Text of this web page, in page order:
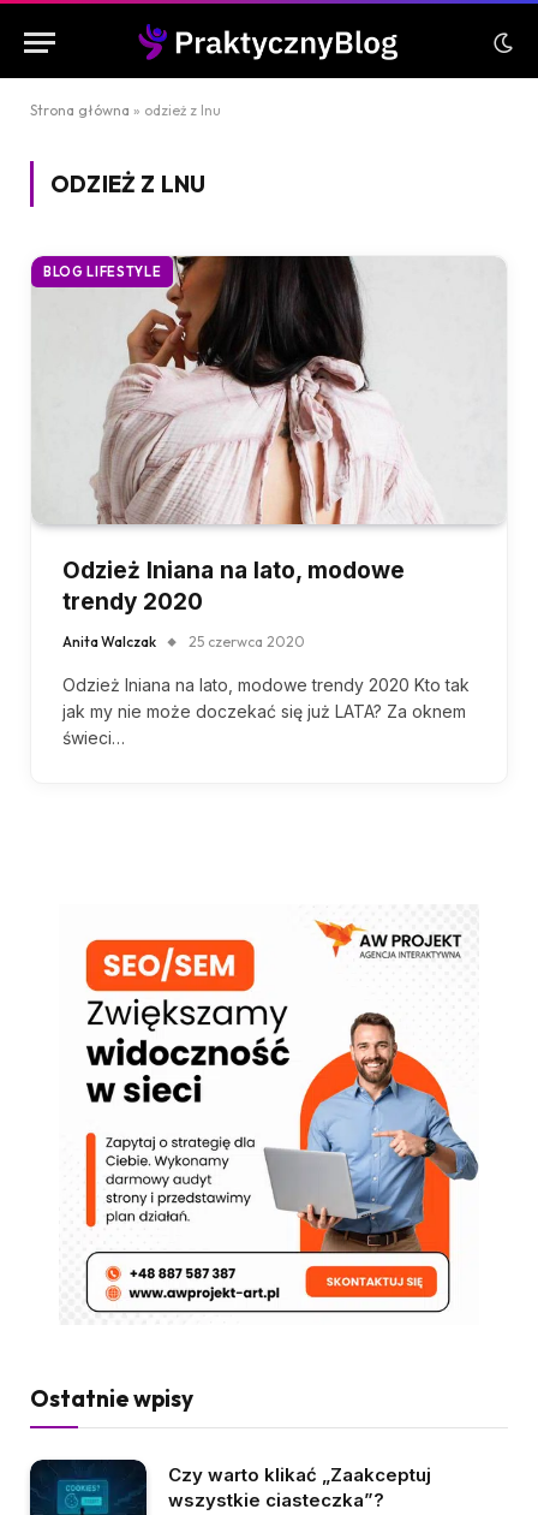
Strona główna » odzież z lnu
ODZIEŻ Z LNU
BLOG LIFESTYLE
Odzież lniana na lato, modowe
trendy 2020
Anita Walczak 25 czerwca 2020
Odzież lniana na lato, modowe trendy 2020 Kto tak
jak my nie może doczekać się już LATA? Za oknem
świeci…
Ostatnie wpisy
Czy warto klikać „Zaakceptuj
wszystkie ciasteczka”?